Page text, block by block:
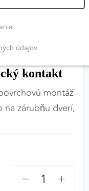
kontakt
montáž
na zárubňu dverí,
− +
fungovanie
možné
údajov